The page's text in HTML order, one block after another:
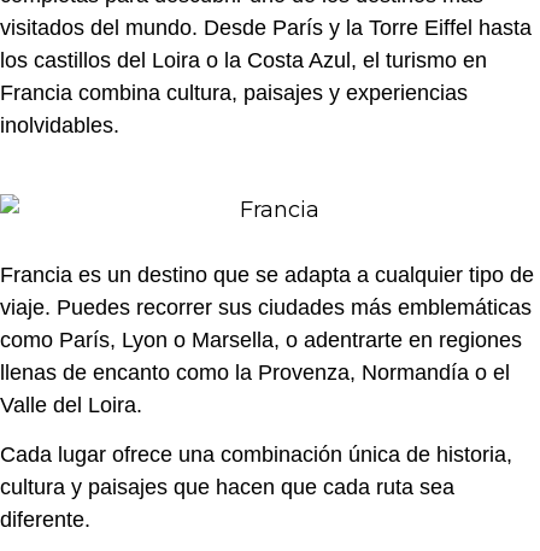
visitados del mundo. Desde París y la Torre Eiffel hasta
los castillos del Loira o la Costa Azul, el turismo en
Francia combina cultura, paisajes y experiencias
inolvidables.
Francia es un destino que se adapta a cualquier tipo de
viaje. Puedes recorrer sus ciudades más emblemáticas
como París, Lyon o Marsella, o adentrarte en regiones
llenas de encanto como la Provenza, Normandía o el
Valle del Loira.
Cada lugar ofrece una combinación única de historia,
cultura y paisajes que hacen que cada ruta sea
diferente.